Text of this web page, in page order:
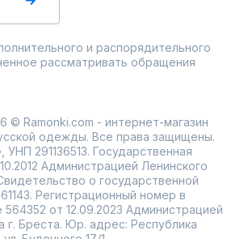
и распорядительного
рассматривать обращения
© Ramonki.com - интернет-магазин
одежды. Все права защищены.
291136513. Государственная
Администрацией Ленинского
о государственной
Регистрационный номер в
от 12.09.2023 Администрацией
г. Бреста. Юр. адрес: Республика